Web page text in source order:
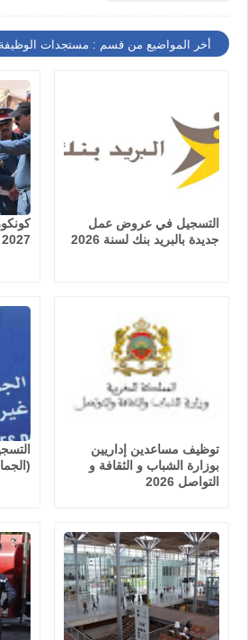
أخر المواضيع من قسم : مستجدات الوظيفة
التسجيل في عروض عمل
جديدة بالبريد بنك لسنة 2026
2027
توظيف مساعدين إداريين
بوزارة الشباب و الثقافة و
التواصل 2026